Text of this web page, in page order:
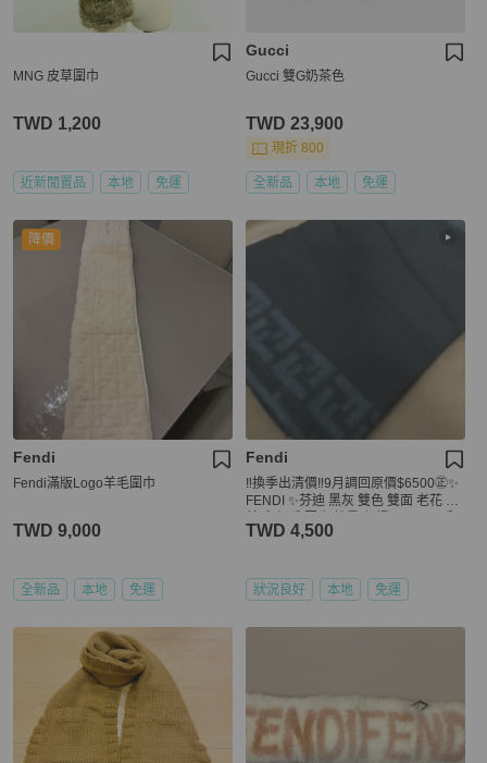
MNG 皮草圍巾
TWD 1,200
近新閒置品 本地 免運
Gucci
Gucci 雙G奶茶色
TWD 23,900
現折 800
全新品 本地 免運
降價
Fendi
Fendi滿版Logo羊毛圍巾
TWD 9,000
全新品 本地 免運
Fendi
‼️換季出清價‼️9月調回原價$6500㊣✨
FENDI ✨芬迪 黑灰 雙色 雙面 老花 FF
樹屋🌳
TWD 4,500
狀況良好 本地 免運